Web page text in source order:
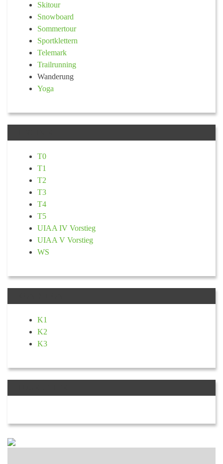
Skitour
Snowboard
Sommertour
Sportklettern
Telemark
Trailrunning
Wanderung
Yoga
T0
T1
T2
T3
T4
T5
UIAA IV Vorstieg
UIAA V Vorstieg
WS
K1
K2
K3